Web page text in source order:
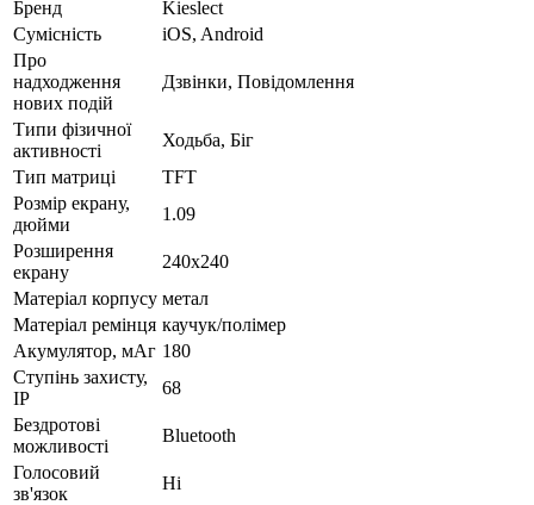
Бренд
Kieslect
Сумісність
iOS, Android
Про
надходження
нових подій
Дзвінки, Повідомлення
Типи фізичної
активності
Ходьба, Біг
Тип матриці
TFT
Розмір екрану,
дюйми
1.09
Розширення
екрану
240x240
Матеріал корпусу метал
Матеріал ремінця каучук/полімер
Акумулятор, мАг 180
Ступінь захисту,
IP
68
Бездротові
можливості
Bluetooth
Голосовий
зв'язок
Ні